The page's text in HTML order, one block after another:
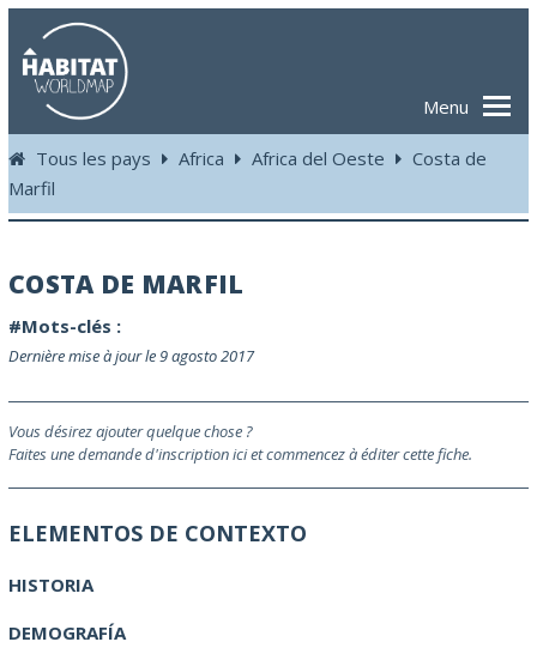
Menu
Tous les pays Africa Africa del Oeste
Costa de
Marfil
COSTA DE MARFIL
#Mots-clés :
Dernière mise à jour le 9 agosto 2017
Vous désirez ajouter quelque chose ?
Faites une demande d'inscription ici et commencez à éditer cette fiche.
ELEMENTOS DE CONTEXTO
HISTORIA
DEMOGRAFÍA